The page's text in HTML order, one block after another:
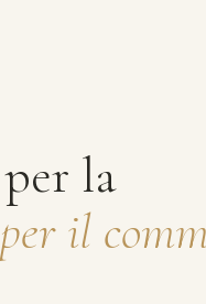
la
per il